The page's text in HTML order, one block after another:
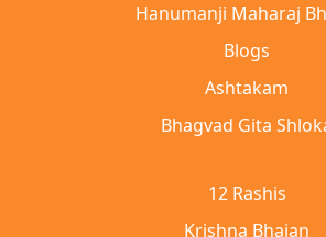
Hanumanji Maharaj
Blogs
Ashtakam
Bhagvad Gita
12 Rashis
Krishna Bhajan